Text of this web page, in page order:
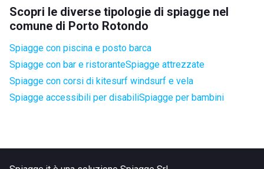
Scopri le diverse tipologie di spiagge nel
comune di Porto Rotondo
Spiagge con piscina e posto barca
Spiagge con bar e ristoranteSpiagge attrezzate
Spiagge con corsi di kitesurf windsurf e vela
Spiagge accessibili per disabiliSpiagge per bambini